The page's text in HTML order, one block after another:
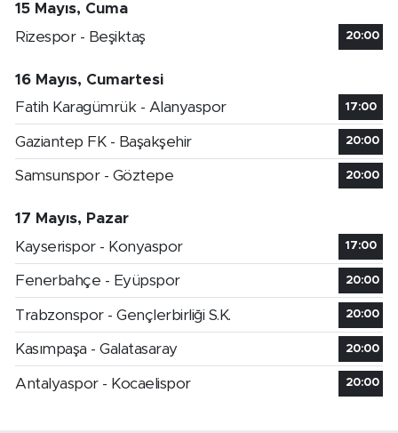
15 Mayıs, Cuma
Rizespor - Beşiktaş
20:00
16 Mayıs, Cumartesi
Fatih Karagümrük - Alanyaspor
17:00
Gaziantep FK - Başakşehir 20:00
Samsunspor - Göztepe 20:00
17 Mayıs, Pazar
Kayserispor - Konyaspor
17:00
Fenerbahçe - Eyüpspor 20:00
Trabzonspor - Gençlerbirliği S.K. 20:00
Kasımpaşa - Galatasaray 20:00
Antalyaspor - Kocaelispor 20:00